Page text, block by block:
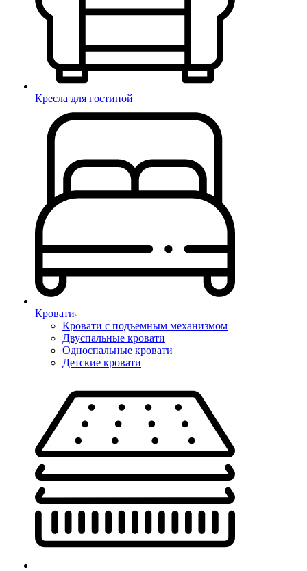
Кресла для гостиной
Кровати
Кровати с подъемным механизмом
Двуспальные кровати
Односпальные кровати
Детские кровати